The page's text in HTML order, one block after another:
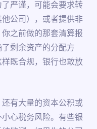
严谨，可能会要求转
公司），或者提供非
之前做的那套清算报
剩余资产的分配方
既合规，银行也敢放
有大量的资本公积或
心税务风险。有些银